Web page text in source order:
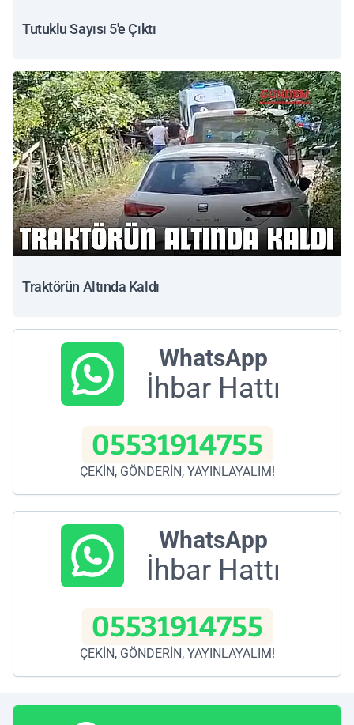
Tutuklu Sayısı 5'e Çıktı
Traktörün Altında Kaldı
WhatsApp
İhbar Hattı
05531914755
ÇEKİN, GÖNDERİN, YAYINLAYALIM!
WhatsApp
İhbar Hattı
05531914755
ÇEKİN, GÖNDERİN, YAYINLAYALIM!